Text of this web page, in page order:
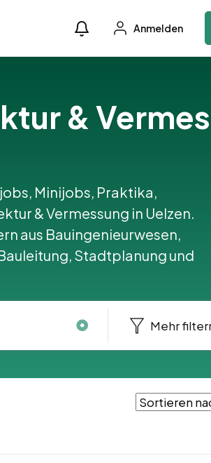
Anmelden
&
Minijobs, Praktika,
& Vermessung in Uelzen.
aus Bauingenieurwesen,
Stadtplanung und
Mehr